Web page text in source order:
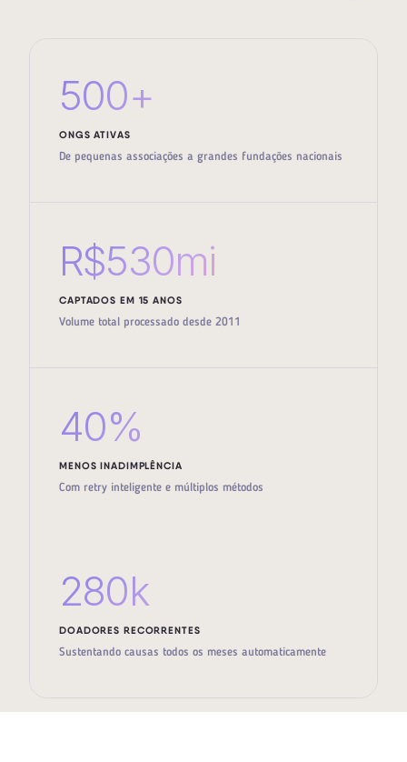
500+
ONGS ATIVAS
De pequenas associações a grandes fundações nacionais
R$530mi
CAPTADOS EM 15 ANOS
Volume total processado desde 2011
40%
MENOS INADIMPLÊNCIA
Com retry inteligente e múltiplos métodos
280k
DOADORES RECORRENTES
Sustentando causas todos os meses automaticamente